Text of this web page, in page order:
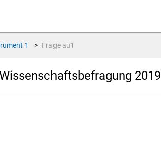
1 > Frage au1
2019